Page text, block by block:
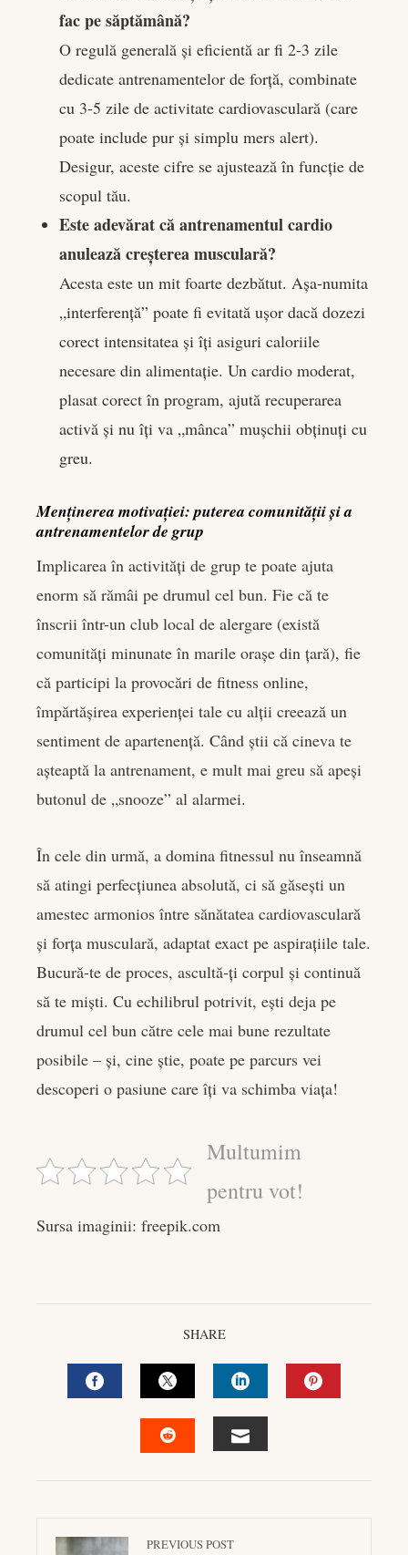
fac pe săptămână?
O regulă generală și eficientă ar fi 2-3 zile
dedicate antrenamentelor de forță, combinate
cu 3-5 zile de activitate cardiovasculară (care
poate include pur și simplu mers alert).
Desigur, aceste cifre se ajustează în funcție de
scopul tău.
Este adevărat că antrenamentul cardio
anulează creșterea musculară?
Acesta este un mit foarte dezbătut. Așa-numita
„interferență” poate fi evitată ușor dacă dozezi
corect intensitatea și îți asiguri caloriile
necesare din alimentație. Un cardio moderat,
plasat corect în program, ajută recuperarea
activă și nu îți va „mânca” mușchii obținuți cu
greu.
Menținerea motivației: puterea comunității și a
antrenamentelor de grup
Implicarea în activități de grup te poate ajuta
enorm să rămâi pe drumul cel bun. Fie că te
înscrii într-un club local de alergare (există
comunități minunate în marile orașe din țară), fie
că participi la provocări de fitness online,
împărtășirea experienței tale cu alții creează un
sentiment de apartenență. Când știi că cineva te
așteaptă la antrenament, e mult mai greu să apeși
butonul de „snooze” al alarmei.
În cele din urmă, a domina fitnessul nu înseamnă
să atingi perfecțiunea absolută, ci să găsești un
amestec armonios între sănătatea cardiovasculară
și forța musculară, adaptat exact pe aspirațiile tale.
Bucură-te de proces, ascultă-ți corpul și continuă
să te miști. Cu echilibrul potrivit, ești deja pe
drumul cel bun către cele mai bune rezultate
posibile – și, cine știe, poate pe parcurs vei
descoperi o pasiune care îți va schimba viața!
Multumim
pentru vot!
Sursa imaginii: freepik.com
SHARE
FACEBOOKTWITTERLINKEDIN
PREVIOUS POST